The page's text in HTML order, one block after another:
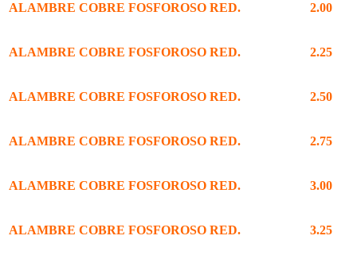
ALAMBRE COBRE FOSFOROSO RED. 2.00
ALAMBRE COBRE FOSFOROSO RED. 2.25
ALAMBRE COBRE FOSFOROSO RED. 2.50
ALAMBRE COBRE FOSFOROSO RED. 2.75
ALAMBRE COBRE FOSFOROSO RED. 3.00
ALAMBRE COBRE FOSFOROSO RED. 3.25